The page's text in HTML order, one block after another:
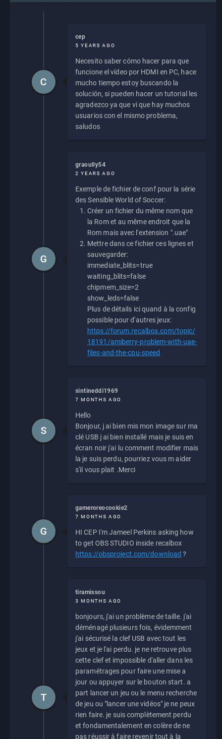
cep
5 YEARS AGO
Necesito saber cómo hacer para que
funcione el vídeo por HDMI en PC, hace
mucho tiempo estoy buscando la
solución, si pueden hacer un tutorial les
agradezco ya que vi que hay muchos
usuarios con el mismo problema,
saludos
C
graoully54
2 YEARS AGO
Exemple de fichier de conf pour la série
des Sensible World of Soccer:
Créer un fichier du même nom que
la Rom et au même endroit que la
Rom mais avec l'extension ".uae"
Mettre dans ce fichier ces lignes et
sauvegarder:
immediate_blits=true
waiting_blits=false
chipmem_size=2
show_leds=false
Plus de détails ici quand à la config
possible pour d'autres jeux:
https://forum.recalbox.com/topic/
18191/amiberry-problem-with-uae-
files-and-the-cpu-speed
G
sintineddi1969
7 MONTHS AGO
Hello
Bonjour, j ai bien mis mon image sur ma
clé USB j ai bien installé mais je suis en
écran noir j'ai lu comment modifier mais
la je suis perdu, pourriez vous m aider
s'il vous plait .Merci
S
gameroreocookie2
7 MONTHS AGO
HI CEP I'm Jameel Perkins asking how
to get OBS STUDIO inside recalbox
https://obsproject.com/download ?
G
tiramissou
3 MONTHS AGO
bonjours, j'ai un problème de taille. j'ai
déménagé plusieurs fois, évidemment
j'ai sécurisé la clef USB avec tout les
jeux et je l'ai perdu. je ne retrouve plus
cette clef et impossible d'aller dans les
paramétrages pour faire une mise a
jour ou appuyer sur le bouton start. a
part lancer un jeu ou le menu recherche
de jeu ou "lancer une vidéos" je ne peux
rien faire. je suis complètement perdu
et fondamentalement en colère de ne
pas réussir à faire revenir tout à la
T